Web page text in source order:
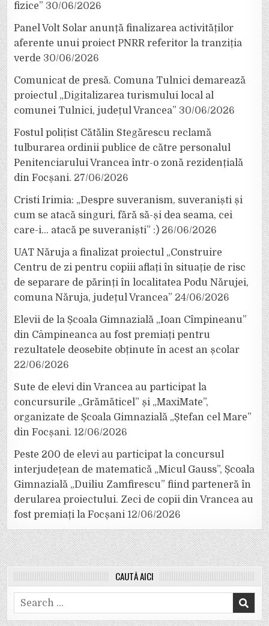
fizice” 30/06/2026
Panel Volt Solar anunță finalizarea activităților
aferente unui proiect PNRR referitor la tranziția
verde 30/06/2026
Comunicat de presă. Comuna Tulnici demarează
proiectul „Digitalizarea turismului local al
comunei Tulnici, județul Vrancea” 30/06/2026
Fostul polițist Cătălin Stegărescu reclamă
tulburarea ordinii publice de către personalul
Penitenciarului Vrancea într-o zonă rezidențială
din Focșani. 27/06/2026
Cristi Irimia: „Despre suveranism, suveraniști și
cum se atacă singuri, fără să-și dea seama, cei
care-i… atacă pe suveraniști” :) 26/06/2026
UAT Năruja a finalizat proiectul „Construire
Centru de zi pentru copiii aflați în situație de risc
de separare de părinți în localitatea Podu Nărujei,
comuna Năruja, județul Vrancea” 24/06/2026
Elevii de la Școala Gimnazială „Ioan Cîmpineanu”
din Câmpineanca au fost premiați pentru
rezultatele deosebite obținute în acest an școlar
22/06/2026
Sute de elevi din Vrancea au participat la
concursurile „Grămăticel” și „MaxiMate”,
organizate de Școala Gimnazială „Ștefan cel Mare”
din Focșani. 12/06/2026
Peste 200 de elevi au participat la concursul
interjudețean de matematică „Micul Gauss”, Școala
Gimnazială „Duiliu Zamfirescu” fiind parteneră în
derularea proiectului. Zeci de copii din Vrancea au
fost premiați la Focșani 12/06/2026
CAUTĂ AICI
Search
for: